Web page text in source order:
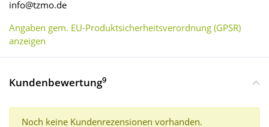
info@tzmo.de
Angaben gem. EU-Produktsicherheitsverordnung (GPSR)
anzeigen
Kundenbewertung9
Noch keine Kundenrezensionen vorhanden.